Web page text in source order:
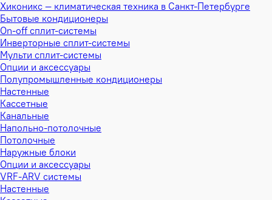
Хиконикс — климатическая техника в Санкт-Петербурге
Бытовые кондиционеры
On-off сплит-системы
Инверторные сплит-системы
Мульти сплит-системы
Опции и аксессуары
Полупромышленные кондиционеры
Настенные
Кассетные
Канальные
Напольно-потолочные
Потолочные
Наружные блоки
Опции и аксессуары
VRF-ARV системы
Настенные